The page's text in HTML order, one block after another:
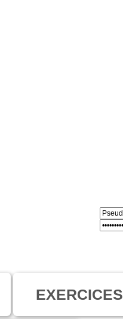
EXERCICES